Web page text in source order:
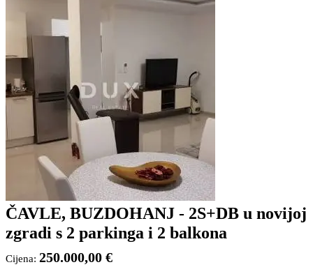
ČAVLE, BUZDOHANJ - 2S+DB u novijoj
zgradi s 2 parkinga i 2 balkona
Cijena: 250.000,00 €